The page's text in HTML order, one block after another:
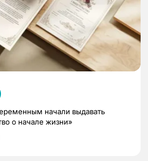
начали выдавать
о начале жизни»